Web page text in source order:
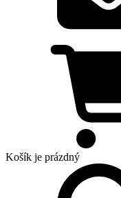
Košík je prázdný